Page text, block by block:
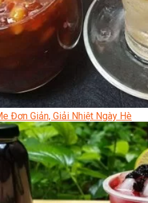
Đơn Giản, Giải Nhiệt Ngày Hè